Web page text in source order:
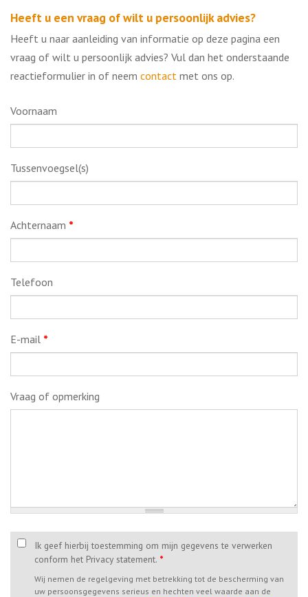
Heeft u een vraag of wilt u persoonlijk advies?
Heeft u naar aanleiding van informatie op deze pagina een
vraag of wilt u persoonlijk advies? Vul dan het onderstaande
reactieformulier in of neem contact met ons op.
Voornaam
Tussenvoegsel(s)
Achternaam *
Telefoon
E-mail *
Vraag of opmerking
Ik geef hierbij toestemming om mijn gegevens te verwerken
conform het Privacy statement. *
Wij nemen de regelgeving met betrekking tot de bescherming van
uw persoonsgegevens serieus en hechten veel waarde aan de